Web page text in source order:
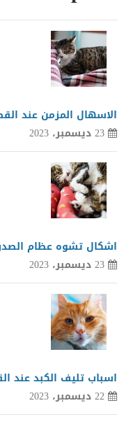
الاسهال المزمن عند
23 ديسمبر، 2023
اشكال تشوه عظام
23 ديسمبر، 2023
اسباب تليف الكبد عند
22 ديسمبر، 2023